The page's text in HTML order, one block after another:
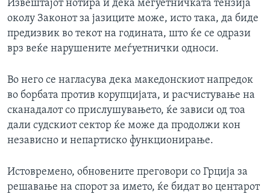
Извештајот нотира и дека меѓуетничката тензија
околу Законот за јазиците може, исто така, да биде
предизвик во текот на годината, што ќе се одрази
врз веќе нарушените меѓуетнички односи.
Во него се нагласува дека македонскиот напредок
во борбата против корупцијата, и расчистување на
сканадалот со прислушувањето, ќе зависи од тоа
дали судскиот сектор ќе може да продолжи кон
независно и непартиско функционирање.
Истовремено, обновените преговори со Грција за
решавање на спорот за името, ќе бидат во центарот